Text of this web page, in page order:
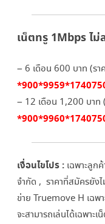
เน็ตทรู 1Mbps ไ
– 6 เดือน 600 บาท (ร
– 12 เดือน 1,200 บาท
เงื่อนไขโปร : เฉพาะลูก
จำกัด , ราคาที่สมัครยัง
ข่าย Truemove H เฉ
จะสามารถเล่นได้เฉพาะเ